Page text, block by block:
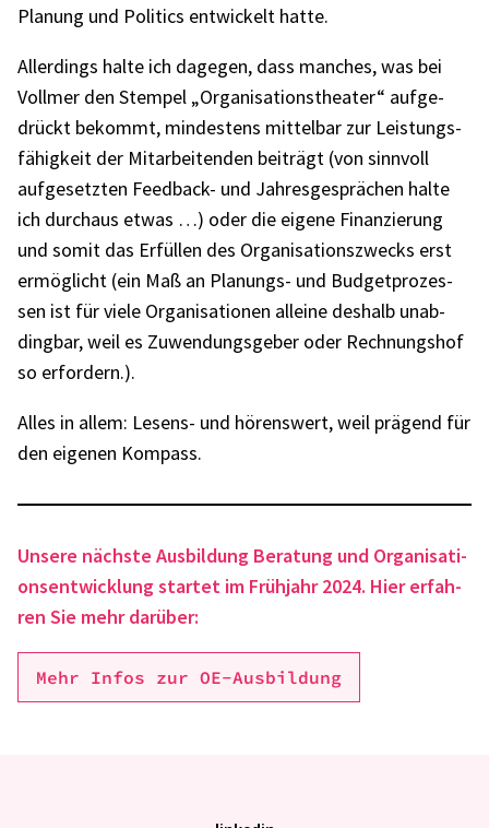
Planung und Poli­tics entwi­ckelt hatte.
Aller­dings halte ich dage­gen, dass manches, was bei
Voll­mer den Stem­pel „Orga­ni­sa­ti­ons­thea­ter“ aufge­
drückt bekommt, mindes­tens mittel­bar zur Leis­tungs­
fä­hig­keit der Mitar­bei­ten­den beiträgt (von sinn­voll
aufge­setz­ten Feed­back- und Jahres­ge­sprä­chen halte
ich durch­aus etwas …) oder die eigene Finan­zie­rung
und somit das Erfül­len des Orga­ni­sa­ti­ons­zwecks erst
ermög­licht (ein Maß an Planungs- und Budget­pro­zes­
sen ist für viele Orga­ni­sa­tio­nen alleine deshalb unab­
ding­bar, weil es Zuwen­dungs­ge­ber oder Rech­nungs­hof
so erfor­dern.).
Alles in allem: Lesens- und hörens­wert, weil prägend für
den eige­nen Kompass.
Unsere nächste Ausbil­dung Bera­tung und Orga­ni­sa­ti­
ons­ent­wick­lung star­tet im Früh­jahr 2024. Hier erfah­
ren Sie mehr darüber:
Mehr Infos zur OE-Ausbil­dung